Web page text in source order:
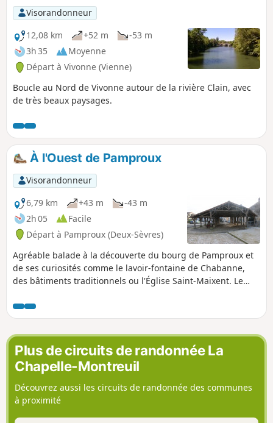
Visorandonneur
12,08 km
+52 m
-53 m
3h 35
Moyenne
Départ à Vivonne (Vienne)
Boucle au Nord de Vivonne autour de la rivière Clain, avec
de très beaux paysages.
À l'Ouest de Pamproux
Visorandonneur
6,79 km
+43 m
-43 m
2h 05
Facile
Départ à Pamproux (Deux-Sèvres)
Agréable balade à la découverte du bourg de Pamproux et
de ses curiosités comme le lavoir-fontaine de Chabanne,
des bâtiments traditionnels ou l'Église Saint-Maixent. Le
variable en fonction des saisons, offre de beaux paysages
du côté Ouest du village, et permet de découvrir une
curiosité, le Moulin de Pouillet.
Plus de circuits de randonnée La
Chapelle-Montreuil
Découvrez aussi les circuits de randonnée des communes
à proximité